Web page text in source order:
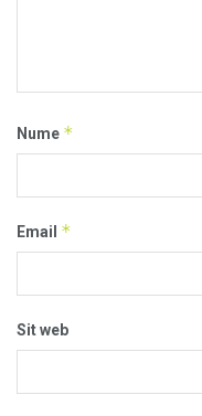
Nume *
Email *
Sit web